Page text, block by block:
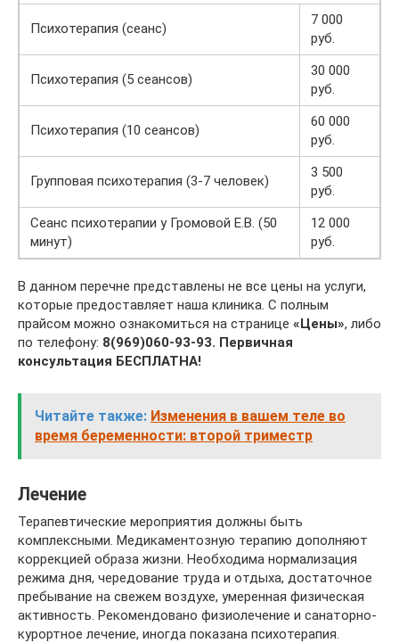
Психотерапия (сеанс)
7 000
руб.
Психотерапия (5 сеансов)
30 000
руб.
Психотерапия (10 сеансов)
60 000
руб.
Групповая психотерапия (3-7 человек)
3 500
руб.
Сеанс психотерапии у Громовой Е.В. (50
минут)
12 000
руб.
В данном перечне представлены не все цены на услуги,
которые предоставляет наша клиника. С полным
прайсом можно ознакомиться на странице «Цены», либо
по телефону: 8(969)060-93-93. Первичная
консультация БЕСПЛАТНА!
Читайте также: Изменения в вашем теле во
время беременности: второй триместр
Лечение
Терапевтические мероприятия должны быть
комплексными. Медикаментозную терапию дополняют
коррекцией образа жизни. Необходима нормализация
режима дня, чередование труда и отдыха, достаточное
пребывание на свежем воздухе, умеренная физическая
активность. Рекомендовано физиолечение и санаторно-
курортное лечение, иногда показана психотерапия.